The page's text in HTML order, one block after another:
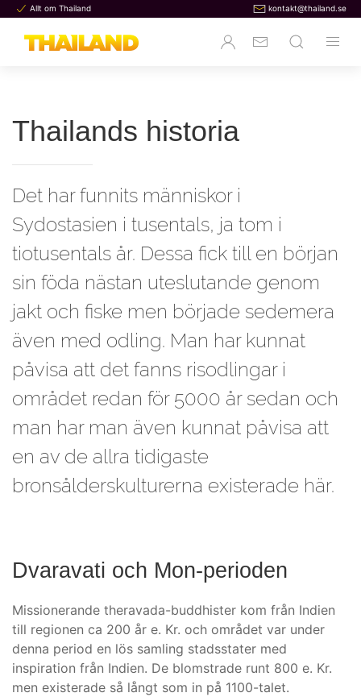
Allt om Thailand kontakt@thailand.se
Thailands historia
Det har funnits människor i
Sydostasien i tusentals, ja tom i
tiotusentals år. Dessa fick till en början
sin föda nästan uteslutande genom
jakt och fiske men började sedemera
även med odling. Man har kunnat
påvisa att det fanns risodlingar i
området redan för 5000 år sedan och
man har man även kunnat påvisa att
en av de allra tidigaste
bronsålderskulturerna existerade här.
Dvaravati och Mon-perioden
Missionerande theravada-buddhister kom från Indien
till regionen ca 200 år e. Kr. och området var under
denna period en lös samling stadsstater med
inspiration från Indien. De blomstrade runt 800 e. Kr.
men existerade så långt som in på 1100-talet.